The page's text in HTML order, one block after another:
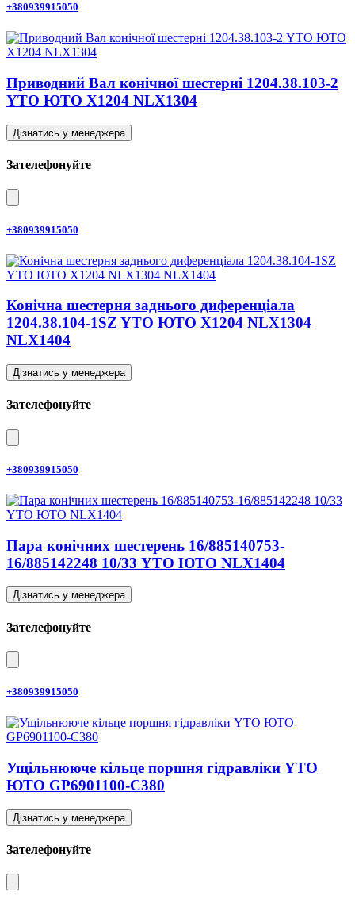
+380939915050
Приводний Вал конічної шестерні 1204.38.103-2
YTO ЮТО X1204 NLX1304
Дізнатись у менеджера
Зателефонуйте
+380939915050
Конічна шестерня заднього диференціала
1204.38.104-1SZ YTO ЮТО X1204 NLX1304
NLX1404
Дізнатись у менеджера
Зателефонуйте
+380939915050
Пара конічних шестерень 16/885140753-
16/885142248 10/33 YTO ЮТО NLX1404
Дізнатись у менеджера
Зателефонуйте
+380939915050
Ущільнююче кільце поршня гідравліки YTO
ЮТО GP6901100-C380
Дізнатись у менеджера
Зателефонуйте